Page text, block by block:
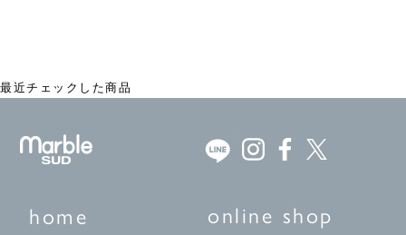
最近チェックした商品
home
online shop